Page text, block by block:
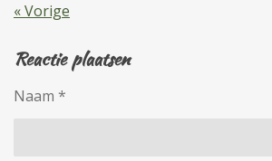
«Vorige
Reactie plaatsen
Naam *